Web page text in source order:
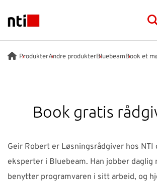
NTI logo
BRANSJER
PRODUKTER
ACADEMY
ProdukterAndre produkterBluebeamBook et
Book gratis
Geir Robert er Løsningsrådgiver hos NTI
eksperter i Bluebeam. Han jobber daglig
benytter programvaren i sitt arbeid, og